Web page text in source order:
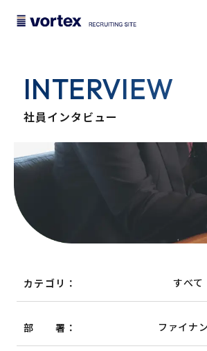
INTERVIEW
社員インタビュー
カテゴリ
部署